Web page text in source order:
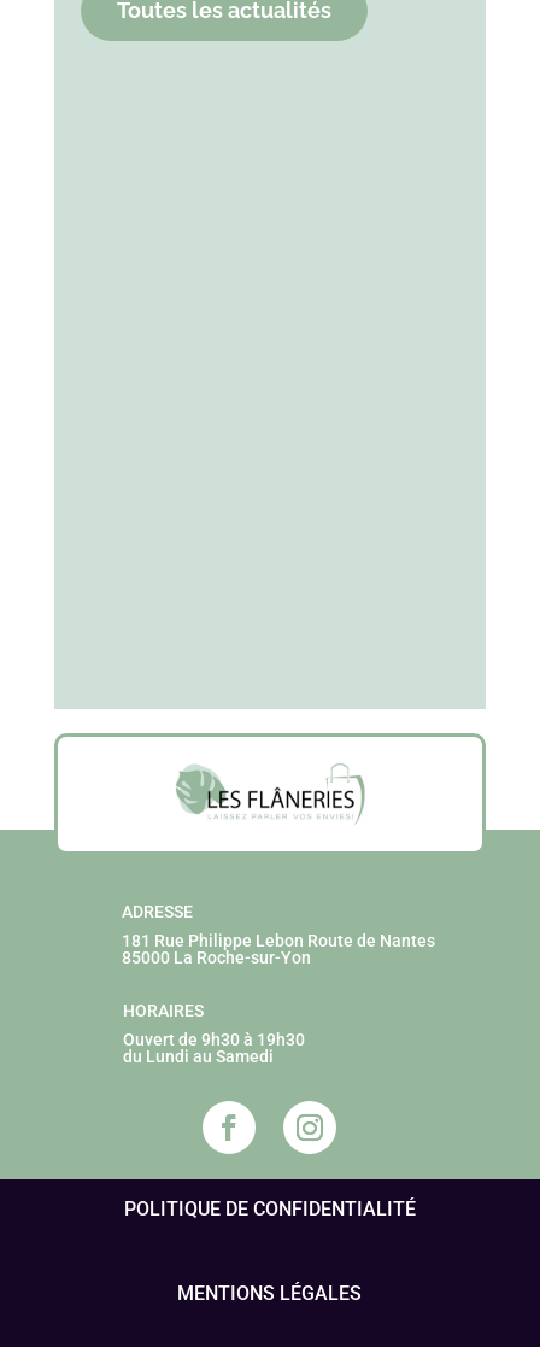
Toutes les actualités
ADRESSE
181 Rue Philippe Lebon Route de Nantes
85000 La Roche-sur-Yon
HORAIRES
Ouvert de 9h30 à 19h30
du Lundi au Samedi
POLITIQUE DE CONFIDENTIALITÉ
MENTIONS LÉGALES